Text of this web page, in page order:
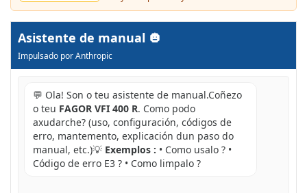
Asistente de manual
Impulsado por Anthropic
💬 Ola! Son o teu asistente de manual.Coñezo
o teu FAGOR VFI 400 R. Como podo
axudarche? (uso, configuración, códigos de
erro, mantemento, explicación dun paso do
manual, etc.)💡 Exemplos : • Como usalo ? •
Código de erro E3 ? • Como limpalo ?